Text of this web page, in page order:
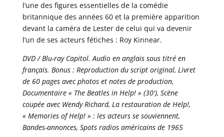
l’une des figures essentielles de la comédie
britannique des années 60 et la première apparition
devant la caméra de Lester de celui qui va devenir
l’un de ses acteurs fétiches : Roy Kinnear.
DVD / Blu-ray Capitol. Audio en anglais sous titré en
français. Bonus : Reproduction du script original, Livret
de 60 pages avec photos et notes de production,
Documentaire « The Beatles in Help! » (30′), Scène
coupée avec Wendy Richard, La restauration de Help!,
« Memories of Help! » : les acteurs se souviennent,
Bandes-annonces, Spots radios américains de 1965